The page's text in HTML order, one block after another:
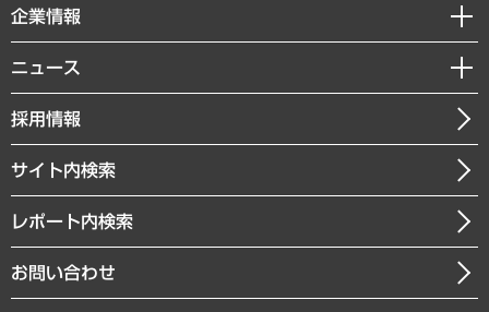
共生・ダイバーシティ
GRC（ガバナンス・リスク・コンプライアンス）・防災（政策）
経済・産業・雇用・労働
まちづくり・観光・交通・スポーツ・スマートシティ
自然資源・農林水産業・食料システム
コラム
経営用語集
受託・受注実績（官公庁関連）
メディア掲載・出演
セミナー・イベント情報
MUFGビジネスセミナー
受託案件情報
企業情報
私たちの想い
社長メッセージ
会社概要
沿革
組織図・本部部室紹介
インドネシア現地法人
ニュース
ニュースリリース
お知らせ
採用情報
サイト内検索
レポート内検索
お問い合わせ